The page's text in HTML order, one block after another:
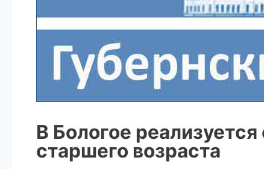
В Бологое
старшего возраста